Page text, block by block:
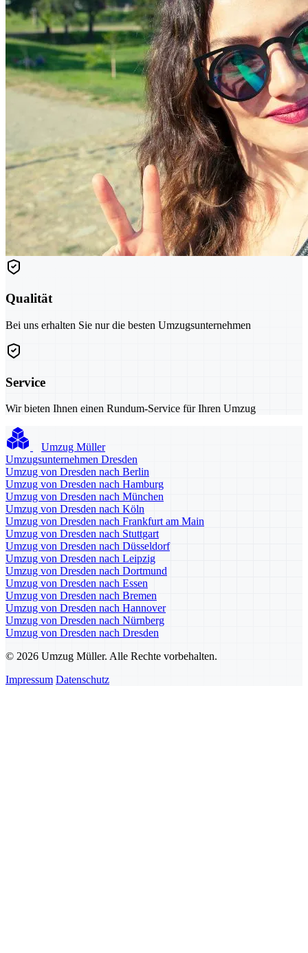
Qualität
Bei uns erhalten Sie nur die besten Umzugsunternehmen
Service
Wir bieten Ihnen einen Rundum-Service für Ihren Umzug
Umzug Müller
Umzugsunternehmen Dresden
Umzug von Dresden nach Berlin
Umzug von Dresden nach Hamburg
Umzug von Dresden nach München
Umzug von Dresden nach Köln
Umzug von Dresden nach Frankfurt am Main
Umzug von Dresden nach Stuttgart
Umzug von Dresden nach Düsseldorf
Umzug von Dresden nach Leipzig
Umzug von Dresden nach Dortmund
Umzug von Dresden nach Essen
Umzug von Dresden nach Bremen
Umzug von Dresden nach Hannover
Umzug von Dresden nach Nürnberg
Umzug von Dresden nach Dresden
© 2026 Umzug Müller. Alle Rechte vorbehalten.
Impressum Datenschutz